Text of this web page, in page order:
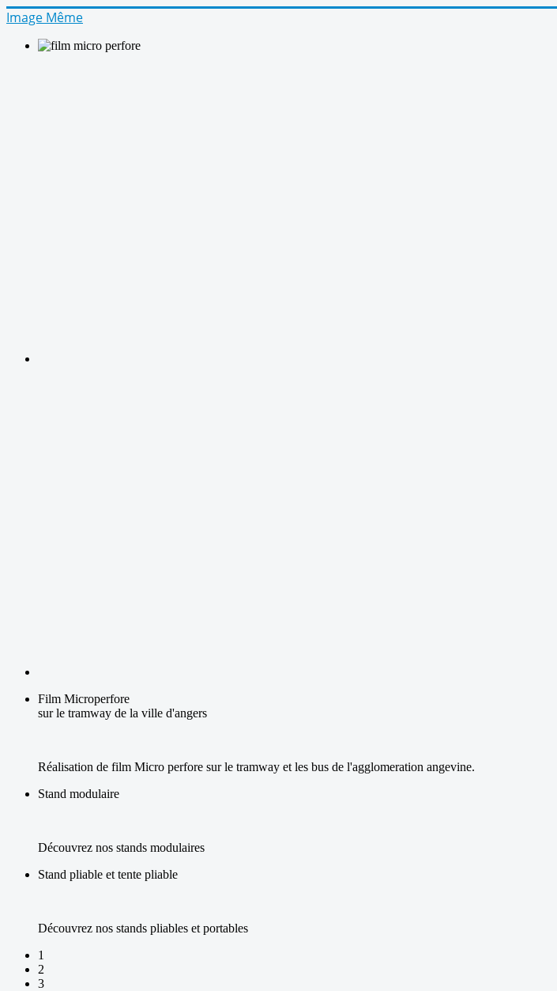
Image Même
Film Microperfore
sur le tramway de la ville d'angers
Réalisation de film Micro perfore sur le tramway et les bus de l'agglomeration angevine.
Stand modulaire
Découvrez nos stands modulaires
Stand pliable et tente pliable
Découvrez nos stands pliables et portables
1
2
3